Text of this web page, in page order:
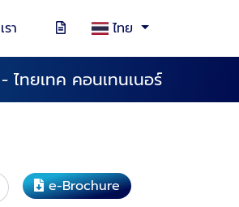
า ไทย
ไทยเทค คอนเทนเนอร์
e-Brochure